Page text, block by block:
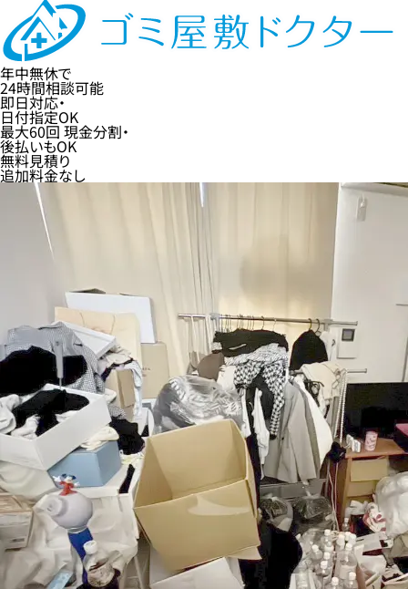
年中無休で
24時間相談可能
即日対応・
日付指定OK
最大60回 現金分割・
後払いもOK
無料見積り
追加料金なし